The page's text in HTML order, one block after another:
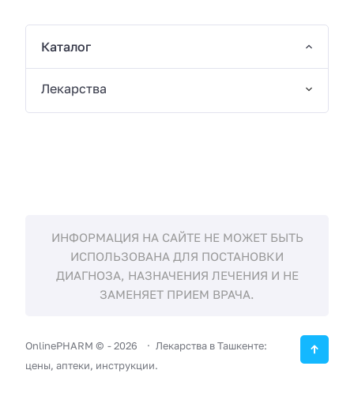
Каталог
Лекарства
ИНФОРМАЦИЯ НА САЙТЕ НЕ МОЖЕТ БЫТЬ
ИСПОЛЬЗОВАНА ДЛЯ ПОСТАНОВКИ
ДИАГНОЗА, НАЗНАЧЕНИЯ ЛЕЧЕНИЯ И НЕ
ЗАМЕНЯЕТ ПРИЕМ ВРАЧА.
OnlinePHARM © -2026
Лекарства в Ташкенте:
цены, аптеки, инструкции.